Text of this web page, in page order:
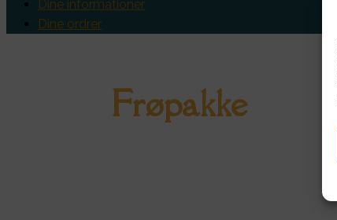
Dine informationer
Dine ordrer
Frøpakke